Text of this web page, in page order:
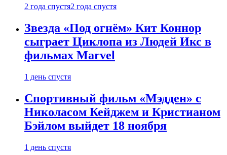
2 года спустя2 года спустя
Звезда «Под огнём» Кит Коннор
сыграет Циклопа из Людей Икс в
фильмах Marvel
1 день спустя
Спортивный фильм «Мэдден» с
Николасом Кейджем и Кристианом
Бэйлом выйдет 18 ноября
1 день спустя